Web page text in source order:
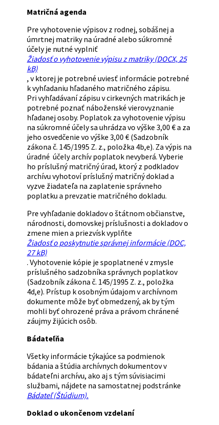
Matričná agenda
Pre vyhotovenie výpisov z rodnej, sobášnej a
úmrtnej matriky na úradné alebo súkromné
účely je nutné vyplniť
Žiadosť o vyhotovenie výpisu z matriky (DOCX, 25
kB)
, v ktorej je potrebné uviesť informácie potrebné
k vyhľadaniu hľadaného matričného zápisu.
Pri vyhľadávaní zápisu v cirkevných matrikách je
potrebné poznať náboženské vierovyznanie
hľadanej osoby. Poplatok za vyhotovenie výpisu
na súkromné účely sa uhrádza vo výške 3,00 € a za
jeho osvedčenie vo výške 3,00 € (Sadzobník
zákona č. 145/1995 Z. z., položka 4b,e). Za výpis na
úradné účely archív poplatok nevyberá. Vyberie
ho príslušný matričný úrad, ktorý z podkladov
archívu vyhotoví príslušný matričný doklad a
vyzve žiadateľa na zaplatenie správneho
poplatku a prevzatie matričného dokladu.
Pre vyhľadanie dokladov o štátnom občianstve,
národnosti, domovskej príslušnosti a dokladov o
zmene mien a priezvísk vyplňte
Žiadosť o poskytnutie správnej informácie (DOC,
27 kB)
. Vyhotovenie kópie je spoplatnené v zmysle
príslušného sadzobníka správnych poplatkov
(Sadzobník zákona č. 145/1995 Z. z., položka
4d,e). Prístup k osobným údajom v archívnom
dokumente môže byť obmedzený, ak by tým
mohli byť ohrozené práva a právom chránené
záujmy žijúcich osôb.
Bádateľňa
Všetky informácie týkajúce sa podmienok
bádania a štúdia archívnych dokumentov v
bádateľni archívu, ako aj s tým súvisiacimi
službami, nájdete na samostatnej podstránke
Bádateľ (Štúdium).
Doklad o ukončenom vzdelaní